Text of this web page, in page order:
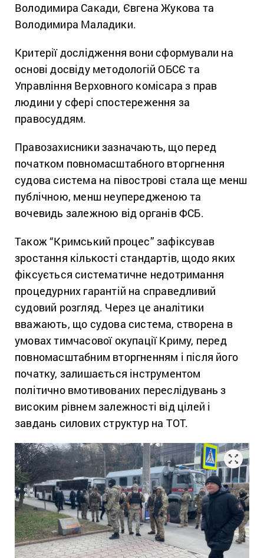
Володимира Сакади, Євгена Жукова та
Володимира Маладики.
Критерії дослідження вони сформували на
основі досвіду методологій ОБСЄ та
Управління Верховного комісара з прав
людини у сфері спостереження за
правосуддям.
Правозахисники зазначають, що перед
початком повномасштабного вторгнення
судова система на півострові стала ще менш
публічною, менш неупередженою та
вочевидь залежною від органів ФСБ.
Також “Кримський процес” зафіксував
зростання кількості стандартів, щодо яких
фіксується систематичне недотримання
процедурних гарантій на справедливий
судовий розгляд. Через це аналітики
вважають, що судова система, створена в
умовах тимчасової окупації Криму, перед
повномасштабним вторгненням і після його
початку, залишається інструментом
політично вмотивованих переслідувань з
високим рівнем залежності від цілей і
завдань силових структур на ТОТ.